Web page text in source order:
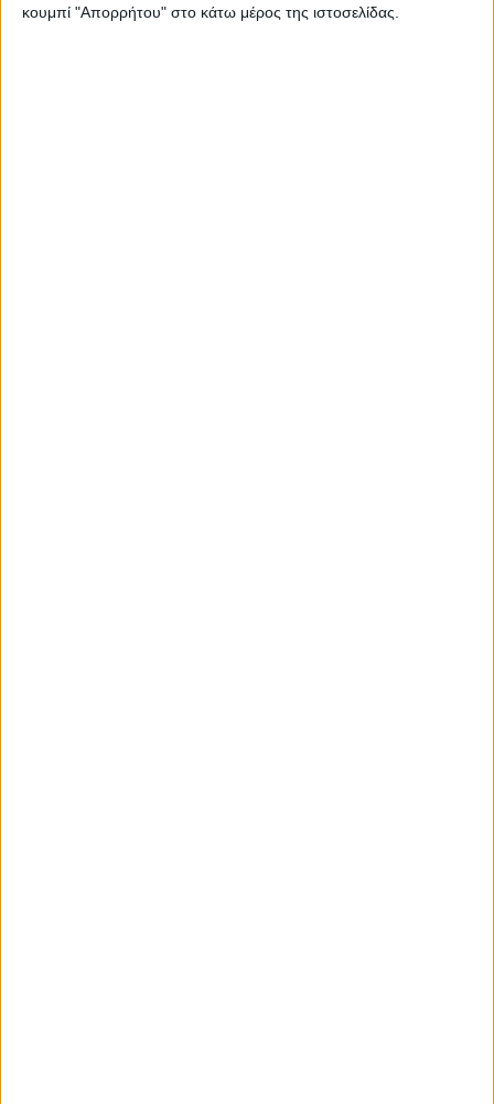
κουμπί "Απορρήτου" στο κάτω μέρος της ιστοσελίδας.
Εκδήλωση ενδιαφέροντος εταιριών